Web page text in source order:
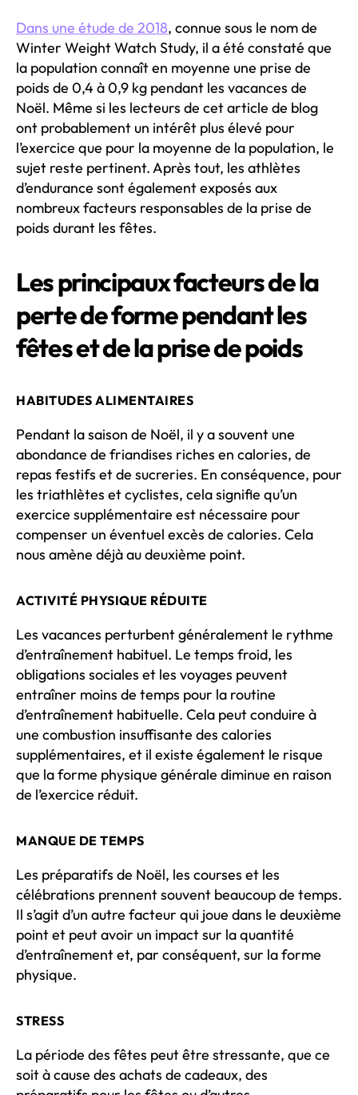
Dans une étude de 2018, connue sous le nom de
Winter Weight Watch Study, il a été constaté que
la population connaît en moyenne une prise de
poids de 0,4 à 0,9 kg pendant les vacances de
Noël. Même si les lecteurs de cet article de blog
ont probablement un intérêt plus élevé pour
l’exercice que pour la moyenne de la population, le
sujet reste pertinent. Après tout, les athlètes
d’endurance sont également exposés aux
nombreux facteurs responsables de la prise de
poids durant les fêtes.
Les principaux facteurs de la
perte de forme pendant les
fêtes et de la prise de poids
HABITUDES ALIMENTAIRES
Pendant la saison de Noël, il y a souvent une
abondance de friandises riches en calories, de
repas festifs et de sucreries. En conséquence, pour
les triathlètes et cyclistes, cela signifie qu’un
exercice supplémentaire est nécessaire pour
compenser un éventuel excès de calories. Cela
nous amène déjà au deuxième point.
ACTIVITÉ PHYSIQUE RÉDUITE
Les vacances perturbent généralement le rythme
d’entraînement habituel. Le temps froid, les
obligations sociales et les voyages peuvent
entraîner moins de temps pour la routine
d’entraînement habituelle. Cela peut conduire à
une combustion insuffisante des calories
supplémentaires, et il existe également le risque
que la forme physique générale diminue en raison
de l’exercice réduit.
MANQUE DE TEMPS
Les préparatifs de Noël, les courses et les
célébrations prennent souvent beaucoup de temps.
Il s’agit d’un autre facteur qui joue dans le deuxième
point et peut avoir un impact sur la quantité
d’entraînement et, par conséquent, sur la forme
physique.
STRESS
La période des fêtes peut être stressante, que ce
soit à cause des achats de cadeaux, des